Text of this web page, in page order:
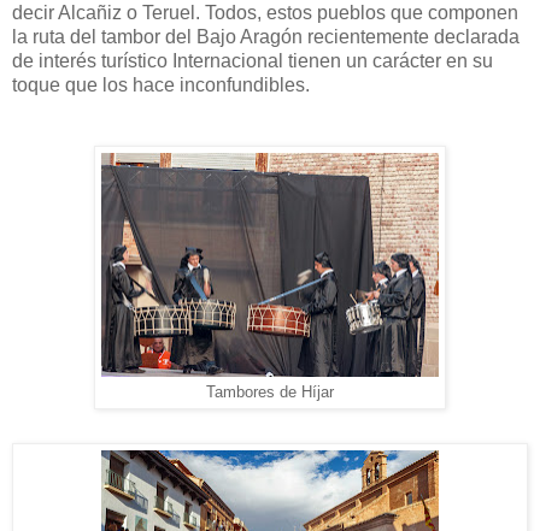
decir Alcañiz o Teruel. Todos, estos pueblos que componen
la ruta del tambor del Bajo Aragón recientemente declarada
de interés turístico Internacional tienen un carácter en su
toque que los hace inconfundibles.
Tambores de Híjar